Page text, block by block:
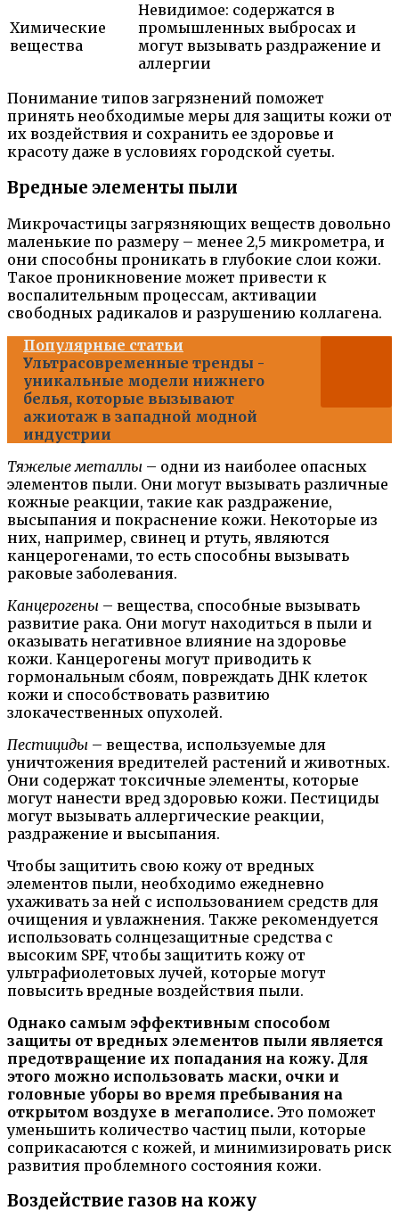
Химические
вещества
Невидимое: содержатся в
промышленных выбросах и
могут вызывать раздражение и
аллергии
Понимание типов загрязнений поможет
принять необходимые меры для защиты кожи от
их воздействия и сохранить ее здоровье и
красоту даже в условиях городской суеты.
Вредные элементы пыли
Микрочастицы загрязняющих веществ довольно
маленькие по размеру – менее 2,5 микрометра, и
они способны проникать в глубокие слои кожи.
Такое проникновение может привести к
воспалительным процессам, активации
свободных радикалов и разрушению коллагена.
Популярные статьи
Ультрасовременные тренды -
уникальные модели нижнего
белья, которые вызывают
ажиотаж в западной модной
индустрии
Тяжелые металлы – одни из наиболее опасных
элементов пыли. Они могут вызывать различные
кожные реакции, такие как раздражение,
высыпания и покраснение кожи. Некоторые из
них, например, свинец и ртуть, являются
канцерогенами, то есть способны вызывать
раковые заболевания.
Канцерогены – вещества, способные вызывать
развитие рака. Они могут находиться в пыли и
оказывать негативное влияние на здоровье
кожи. Канцерогены могут приводить к
гормональным сбоям, повреждать ДНК клеток
кожи и способствовать развитию
злокачественных опухолей.
Пестициды – вещества, используемые для
уничтожения вредителей растений и животных.
Они содержат токсичные элементы, которые
могут нанести вред здоровью кожи. Пестициды
могут вызывать аллергические реакции,
раздражение и высыпания.
Чтобы защитить свою кожу от вредных
элементов пыли, необходимо ежедневно
ухаживать за ней с использованием средств для
очищения и увлажнения. Также рекомендуется
использовать солнцезащитные средства с
высоким SPF, чтобы защитить кожу от
ультрафиолетовых лучей, которые могут
повысить вредные воздействия пыли.
Однако самым эффективным способом
защиты от вредных элементов пыли является
предотвращение их попадания на кожу. Для
этого можно использовать маски, очки и
головные уборы во время пребывания на
открытом воздухе в мегаполисе. Это поможет
уменьшить количество частиц пыли, которые
соприкасаются с кожей, и минимизировать риск
развития проблемного состояния кожи.
Воздействие газов на кожу